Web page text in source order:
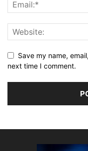
Save my name,
next time I comment.